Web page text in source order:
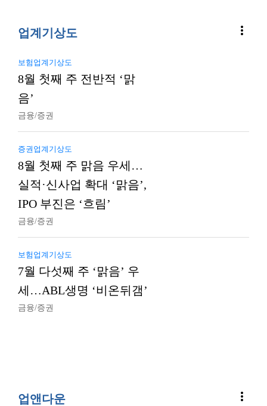
업계기상도 more_vert
보험업계기상도
8월 첫째 주 전반적 ‘맑
음’
금융/증권
증권업계기상도
8월 첫째 주 맑음 우세…
실적·신사업 확대 ‘맑음’,
IPO 부진은 ‘흐림’
금융/증권
보험업계기상도
7월 다섯째 주 ‘맑음’ 우
세…ABL생명 ‘비온뒤갬’
금융/증권
업앤다운 more_vert